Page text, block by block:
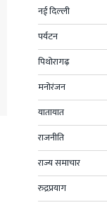
नई दिल्ली
पर्यटन
पिथोरागढ़
मनोरंजन
यातायात
राजनीति
राज्य समाचार
रुद्रप्रयाग